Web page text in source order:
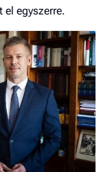
el egyszerre.